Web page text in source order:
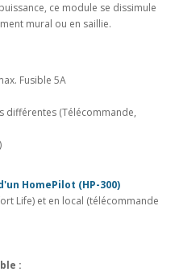
ce module se dissimule
mural ou en saillie.
Fusible 5A
différentes (Télécommande,
HomePilot (HP-300)
Life) et en local (télécommande
: